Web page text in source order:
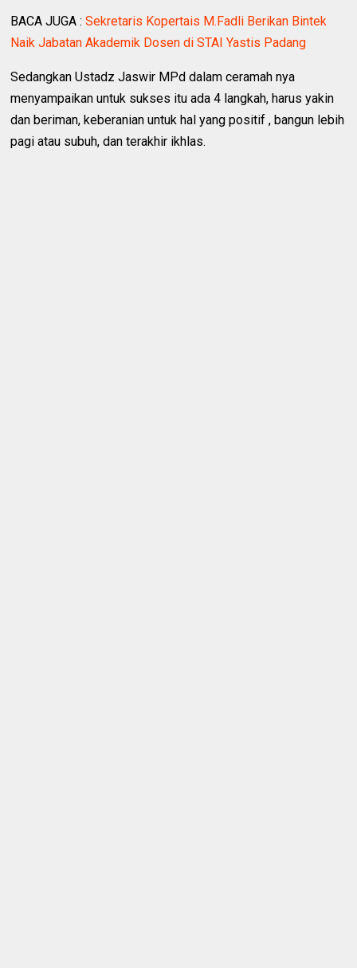
BACA JUGA :Sekretaris Kopertais M.Fadli Berikan Bintek
Naik Jabatan Akademik Dosen di STAI Yastis Padang
Sedangkan Ustadz Jaswir MPd dalam ceramah nya
menyampaikan untuk sukses itu ada 4 langkah, harus yakin
dan beriman, keberanian untuk hal yang positif , bangun lebih
pagi atau subuh, dan terakhir ikhlas.